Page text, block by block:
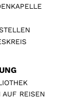
AUF REISEN